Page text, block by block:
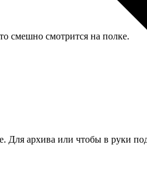
смешно смотрится на полке.
Для архива или чтобы в руки